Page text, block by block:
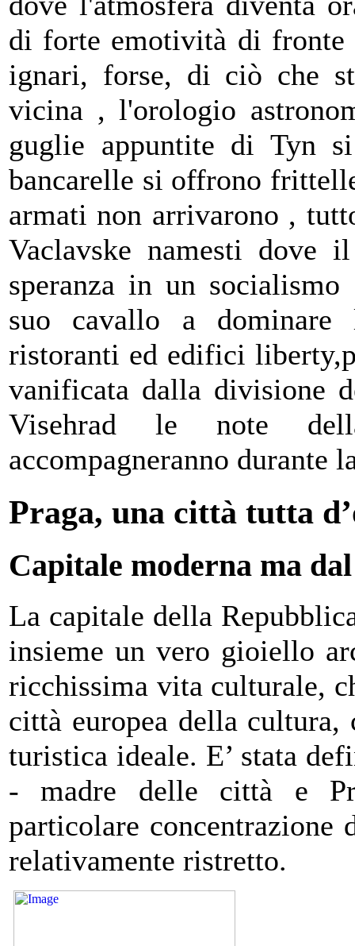
di forte emotività di fronte
ignari, forse, di ciò che
vicina , l'orologio
guglie appuntite di Tyn
bancarelle si offrono
armati non arrivarono ,
Vaclavske namesti dove
speranza in un
suo cavallo a dominare
ristoranti ed edifici
vanificata dalla divisione
Visehrad le note
accompagneranno durante
Praga, una città tutta
Capitale moderna ma
La capitale della
insieme un vero gioiello
ricchissima vita culturale,
città europea della cultura,
turistica ideale. E’ stata
- madre delle città e
particolare concentrazione
relativamente ristretto.